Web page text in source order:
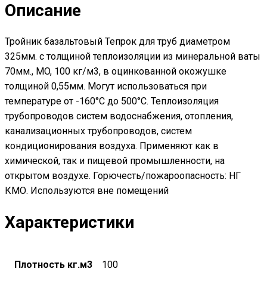
Описание
Тройник базальтовый Тепрок для труб диаметром
325мм. с толщиной теплоизоляции из минеральной ваты
70мм., MO, 100 кг/м3, в оцинкованной окожушке
толщиной 0,55мм. Могут использоваться при
температуре от -160°С до 500°С. Теплоизоляция
трубопроводов систем водоснабжения, отопления,
канализационных трубопроводов, систем
кондиционирования воздуха. Применяют как в
химической, так и пищевой промышленности, на
открытом воздухе. Горючесть/пожароопасность: НГ
КМО. Используются вне помещений
Характеристики
Плотность кг.м3 100